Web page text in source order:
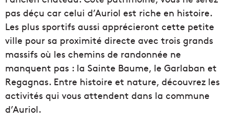
pas déçu car celui d’Auriol est riche en histoire.
Les plus sportifs aussi apprécieront cette petite
ville pour sa proximité directe avec trois grands
massifs où les chemins de randonnée ne
manquent pas : la Sainte Baume, le Garlaban et
Regagnas. Entre histoire et nature, découvrez les
activités qui vous attendent dans la commune
d’Auriol.